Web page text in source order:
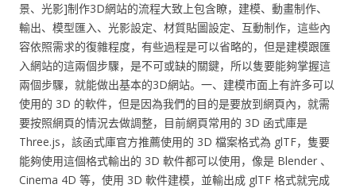
景、光影]制作3D網站的流程大致上包含瞭，建模、動畫制作、
輸出、模型匯入、光影設定、材質貼圖設定、互動制作，這些內
容依照需求的復雜程度，有些過程是可以省略的，但是建模跟匯
入網站的這兩個步驟，是不可或缺的關鍵，所以隻要能夠掌握這
兩個步驟，就能做出基本的3D網站。一、建模市面上有許多可以
使用的 3D 的軟件，但是因為我們的目的是要放到網頁內，就需
要按照網頁的情況去做調整，目前網頁常用的 3D 函式庫是
Three.js，該函式庫官方推薦使用的 3D 檔案格式為 glTF，隻要
能夠使用這個格式輸出的 3D 軟件都可以使用，像是 Blender 、
Cinema 4D 等，使用 3D 軟件建模，並輸出成 glTF 格式就完成